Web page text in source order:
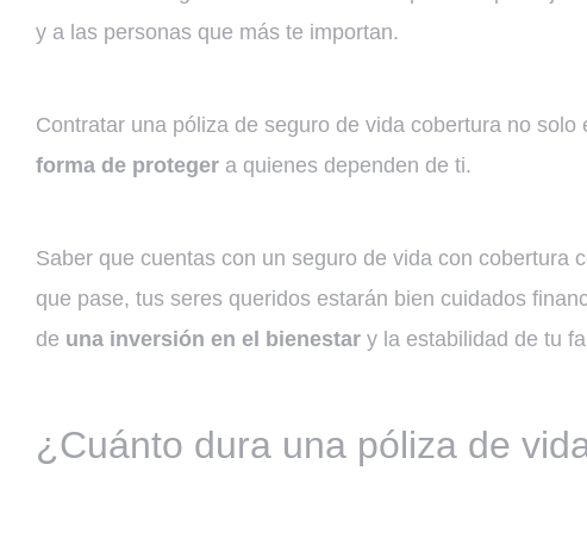
y a las personas que más te importan.
Contratar una póliza de seguro de vida cobertura no
forma de proteger a quienes dependen de ti.
Saber que cuentas con un seguro de vida con cobertura
que pase, tus seres queridos estarán bien cuidados
de una inversión en el bienestar y la estabilidad de tu
¿Cuánto dura una póliza de